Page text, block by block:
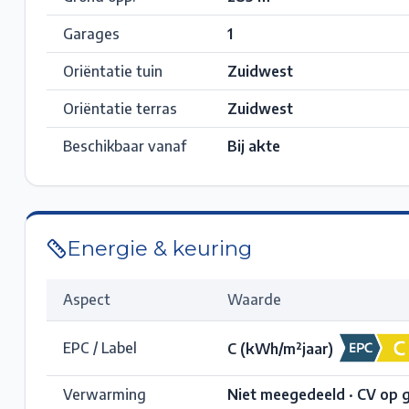
Garages 1
Oriëntatie tuin Zuidwest
Oriëntatie terras Zuidwest
Beschikbaar vanaf Bij akte
Energie & keuring
Aspect Waarde
EPC / Label C(kWh/m²jaar)
Verwarming Niet meegedeeld · CV op